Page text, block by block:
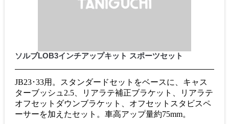
ソルブLOB3インチアップキット スポーツセット
JB23･33用。スタンダードセットをベースに、キャス
ターブッシュ2.5、リアラテ補正ブラケット、リアラテ
オフセットダウンブラケット、オフセットスタビスペ
ーサーを加えたセット。車高アップ量約75mm。